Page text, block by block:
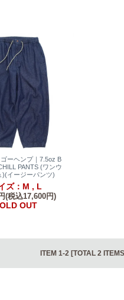
ーヘンプ｜7.5oz B
PANTS (ワンウ
)(イージーパンツ)
ズ：M , L
(税込17,600円)
OUT
ITEM 1-2 [TOTAL 2